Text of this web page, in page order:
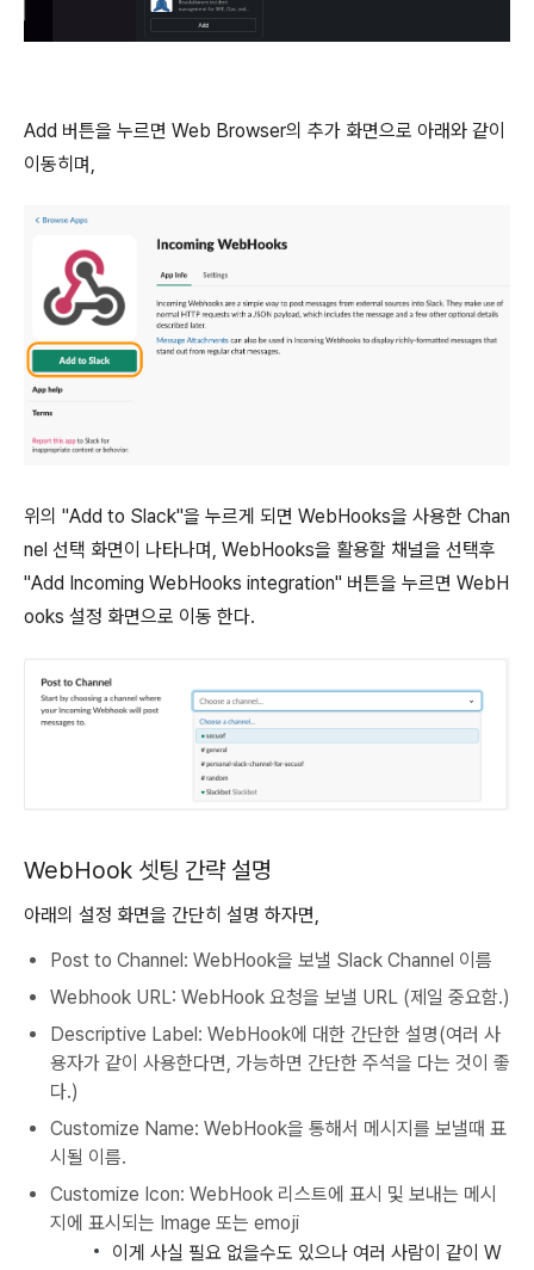
Add 버튼을 누르면 Web Browser의 추가 화면으로 아래와 같이
이동히며,
위의 "Add to Slack"을 누르게 되면 WebHooks을 사용한 Chan
nel 선택 화면이 나타나며, WebHooks을 활용할 채널을 선택후
"Add Incoming WebHooks integration" 버튼을 누르면 WebH
ooks 설정 화면으로 이동 한다.
WebHook 셋팅 간략 설명
아래의 설정 화면을 간단히 설명 하자면,
Post to Channel: WebHook을 보낼 Slack Channel 이름
Webhook URL: WebHook 요청을 보낼 URL (제일 중요함.)
Descriptive Label: WebHook에 대한 간단한 설명(여러 사
용자가 같이 사용한다면, 가능하면 간단한 주석을 다는 것이 좋
다.)
Customize Name: WebHook을 통해서 메시지를 보낼때 표
시될 이름.
Customize Icon: WebHook 리스트에 표시 및 보내는 메시
지에 표시되는 Image 또는 emoji
이게 사실 필요 없을수도 있으나 여러 사람이 같이 W